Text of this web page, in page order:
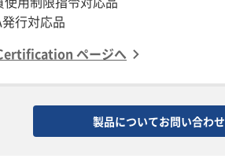
ページへ
製品についてお問い合わせ